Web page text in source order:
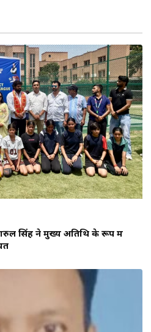
सिंह ने मुख्य अतिथि के रूप में